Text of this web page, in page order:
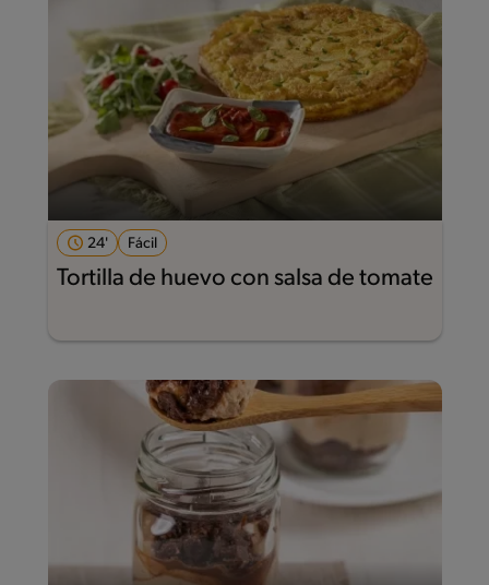
24' Fácil
Tortilla de huevo con salsa de tomate